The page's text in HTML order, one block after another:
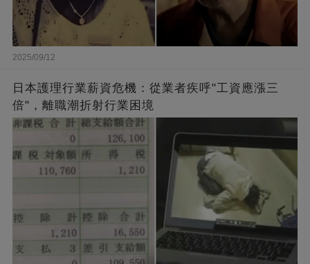
2025/09/12
日本護理行業薪資危機：從業者疾呼"工資應漲三
倍"，離職潮折射行業困境